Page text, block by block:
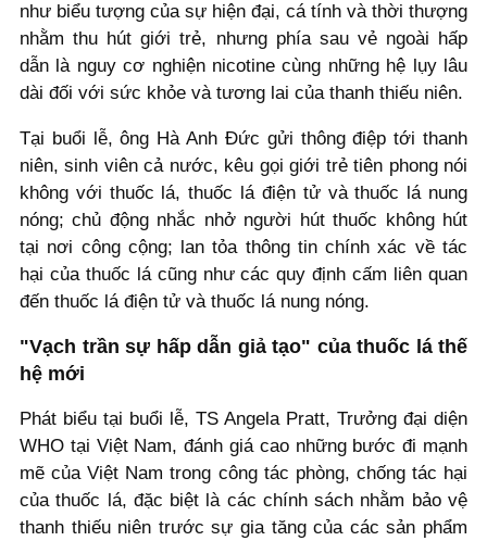
như biểu tượng của sự hiện đại, cá tính và thời thượng
nhằm thu hút giới trẻ, nhưng phía sau vẻ ngoài hấp
dẫn là nguy cơ nghiện nicotine cùng những hệ lụy lâu
dài đối với sức khỏe và tương lai của thanh thiếu niên.
Tại buổi lễ, ông Hà Anh Đức gửi thông điệp tới thanh
niên, sinh viên cả nước, kêu gọi giới trẻ tiên phong nói
không với thuốc lá, thuốc lá điện tử và thuốc lá nung
nóng; chủ động nhắc nhở người hút thuốc không hút
tại nơi công cộng; lan tỏa thông tin chính xác về tác
hại của thuốc lá cũng như các quy định cấm liên quan
đến thuốc lá điện tử và thuốc lá nung nóng.
"Vạch trần sự hấp dẫn giả tạo" của thuốc lá thế
hệ mới
Phát biểu tại buổi lễ, TS Angela Pratt, Trưởng đại diện
WHO tại Việt Nam, đánh giá cao những bước đi mạnh
mẽ của Việt Nam trong công tác phòng, chống tác hại
của thuốc lá, đặc biệt là các chính sách nhằm bảo vệ
thanh thiếu niên trước sự gia tăng của các sản phẩm